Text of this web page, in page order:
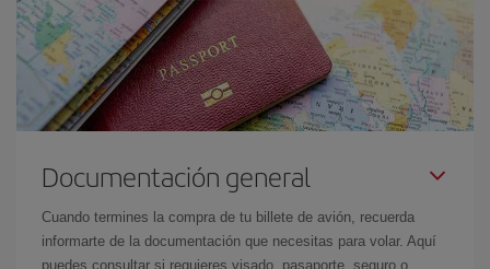
Documentación general
Cuando termines la compra de tu billete de avión, recuerda
informarte de la documentación que necesitas para volar. Aquí
puedes consultar si requieres visado, pasaporte, seguro o